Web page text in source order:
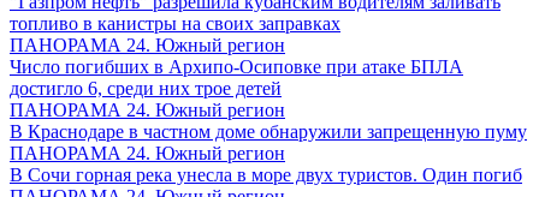
топливо в канистры на своих заправках
ПАНОРАМА 24. Южный регион
Число погибших в Архипо-Осиповке при атаке БПЛА
достигло 6, среди них трое детей
ПАНОРАМА 24. Южный регион
В Краснодаре в частном доме обнаружили запрещенную пуму
ПАНОРАМА 24. Южный регион
В Сочи горная река унесла в море двух туристов. Один погиб